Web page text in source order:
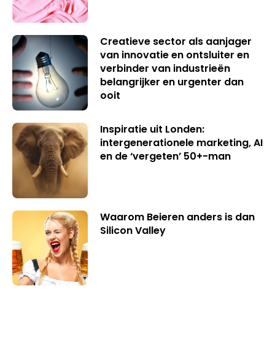
Creatieve sector als aanjager
van innovatie en ontsluiter en
verbinder van industrieën
belangrijker en urgenter dan
ooit
Inspiratie uit Londen:
intergenerationele marketing, AI
en de ‘vergeten’ 50+-man
Waarom Beieren anders is dan
Silicon Valley